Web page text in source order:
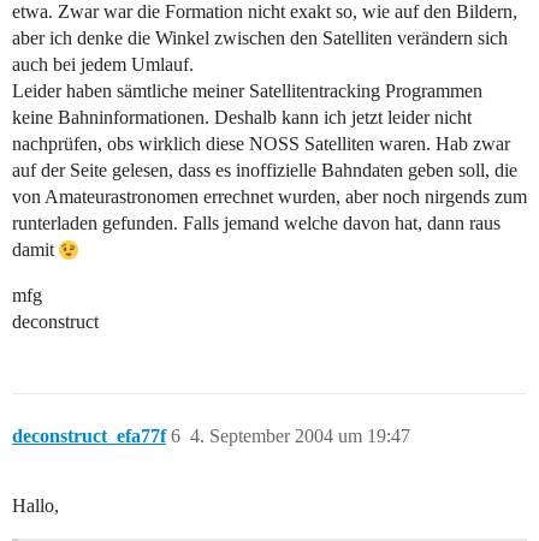
etwa. Zwar war die Formation nicht exakt so, wie auf den Bildern,
aber ich denke die Winkel zwischen den Satelliten verändern sich
auch bei jedem Umlauf.
Leider haben sämtliche meiner Satellitentracking Programmen
keine Bahninformationen. Deshalb kann ich jetzt leider nicht
nachprüfen, obs wirklich diese NOSS Satelliten waren. Hab zwar
auf der Seite gelesen, dass es inoffizielle Bahndaten geben soll, die
von Amateurastronomen errechnet wurden, aber noch nirgends zum
runterladen gefunden. Falls jemand welche davon hat, dann raus
damit
mfg
deconstruct
deconstruct_efa77f 4. September 2004 um 19:47
6
Hallo,